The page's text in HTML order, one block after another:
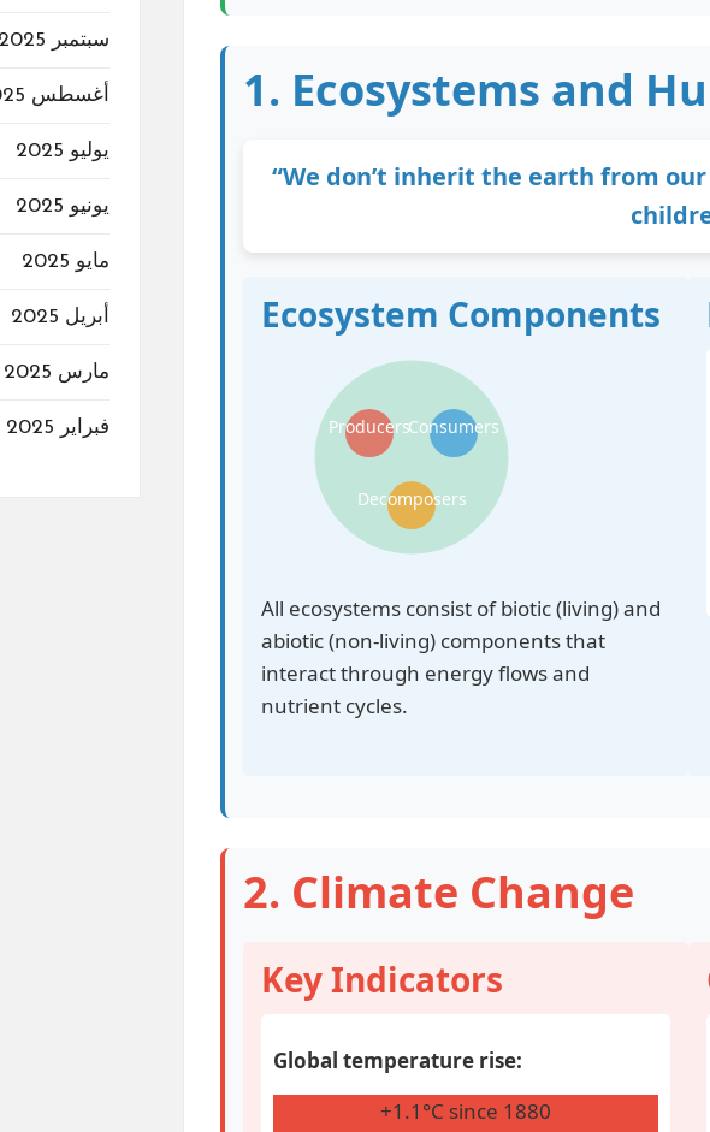
1. Ecosystems and
“We don’t inherit the earth from
Ecosystem Components
ProducersConsumers
Decomposers
All ecosystems consist of biotic (living) and
abiotic (non-living) components that
interact through energy flows and
nutrient cycles.
2. Climate Change
Key Indicators
Global temperature rise:
+1.1°C since 1880
سبتمبر 2025
أغسطس 2025
يوليو 2025
يونيو 2025
مايو 2025
أبريل 2025
مارس 2025
فبراير 2025